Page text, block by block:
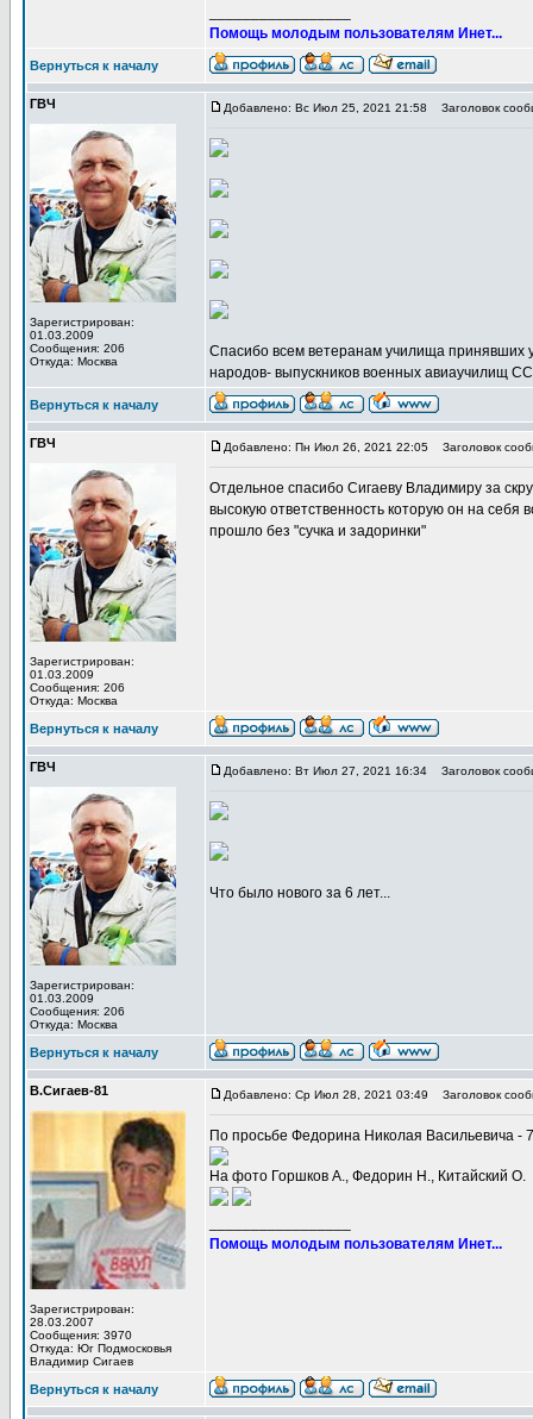
Помощь молодым пользователям Инет...
Вернуться к началу
ГВЧ
Зарегистрирован:
01.03.2009
Сообщения: 206
Откуда: Москва
Добавлено: Вс Июл 25, 2021 21:58 Заголовок
Спасибо всем ветеранам училища принявших
народов- выпускников военных авиаучилищ
Вернуться к началу
ГВЧ
Зарегистрирован:
01.03.2009
Сообщения: 206
Откуда: Москва
Добавлено: Пн Июл 26, 2021 22:05 Заголовок
Отдельное спасибо Сигаеву Владимиру за
высокую ответственность которую он на
прошло без "сучка и задоринки"
Вернуться к началу
ГВЧ
Зарегистрирован:
01.03.2009
Сообщения: 206
Откуда: Москва
Добавлено: Вт Июл 27, 2021 16:34 Заголовок
Что было нового за 6 лет...
Вернуться к началу
В.Сигаев-81
Зарегистрирован:
28.03.2007
Сообщения: 3970
Откуда: Юг Подмосковья
Владимир Сигаев
Добавлено: Ср Июл 28, 2021 03:49 Заголовок
По просьбе Федорина Николая Васильевича
На фото Горшков А., Федорин Н., Китайский О.
Помощь молодым пользователям Инет...
Вернуться к началу